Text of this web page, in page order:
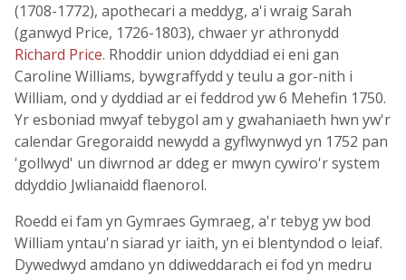
(1708-1772), apothecari a meddyg, a'i wraig Sarah
(ganwyd Price, 1726-1803), chwaer yr athronydd
Richard Price. Rhoddir union ddyddiad ei eni gan
Caroline Williams, bywgraffydd y teulu a gor-nith i
William, ond y dyddiad ar ei feddrod yw 6 Mehefin 1750.
Yr esboniad mwyaf tebygol am y gwahaniaeth hwn yw'r
calendar Gregoraidd newydd a gyflwynwyd yn 1752 pan
'gollwyd' un diwrnod ar ddeg er mwyn cywiro'r system
ddyddio Jwlianaidd flaenorol.
Roedd ei fam yn Gymraes Gymraeg, a'r tebyg yw bod
William yntau'n siarad yr iaith, yn ei blentyndod o leiaf.
Dywedwyd amdano yn ddiweddarach ei fod yn medru